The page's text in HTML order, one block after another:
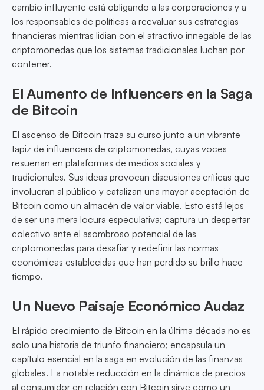
cambio influyente está obligando a las corporaciones y a
los responsables de políticas a reevaluar sus estrategias
financieras mientras lidian con el atractivo innegable de las
criptomonedas que los sistemas tradicionales luchan por
contener.
El Aumento de Influencers en la Saga
de Bitcoin
El ascenso de Bitcoin traza su curso junto a un vibrante
tapiz de influencers de criptomonedas, cuyas voces
resuenan en plataformas de medios sociales y
tradicionales. Sus ideas provocan discusiones críticas que
involucran al público y catalizan una mayor aceptación de
Bitcoin como un almacén de valor viable. Esto está lejos
de ser una mera locura especulativa; captura un despertar
colectivo ante el asombroso potencial de las
criptomonedas para desafiar y redefinir las normas
económicas establecidas que han perdido su brillo hace
tiempo.
Un Nuevo Paisaje Económico Audaz
El rápido crecimiento de Bitcoin en la última década no es
solo una historia de triunfo financiero; encapsula un
capítulo esencial en la saga en evolución de las finanzas
globales. La notable reducción en la dinámica de precios
al consumidor en relación con Bitcoin sirve como un